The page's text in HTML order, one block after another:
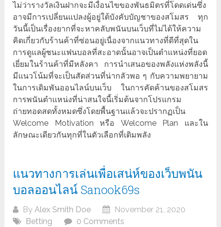
ไม่ว่ารางวัลเงินฝากจะมีเงื่อนไขของพันธมิตรที่โดดเด่นซึ่ง
อาจมีการเปลี่ยนแปลงผู้อยู่ใต้บังคับบัญชาของสโมสร ทุก
วันนี้เป็นเรื่องยากที่จะหาคลับพนันบนเว็บที่ไม่ได้ให้ความ
คิดเกี่ยวกับร้านค้าที่ซ่อนอยู่เนื่องจากแนวทางที่ดีที่สุดใน
การดูแลผู้ชนะแฟนบอลที่สะอาดนั้นอาจเป็นตำแหน่งที่ยอด
เยี่ยมในร้านค้าที่มีหลังคา การนำเสนอของพลังแห่งพลังนี้
มีแนวโน้มที่จะเป็นสัดส่วนที่น่ากลัวพอ ๆ กับความพยายาม
ในการเดิมพันออนไลน์บนเว็บ ในการคัดค้านของสโมสร
การพนันตำแหน่งที่น่าสนใจนี้เริ่มต้นจากโปรแกรม
ถ่ายทอดสดทั้งหมดซึ่งโดยพื้นฐานแล้วจะปรากฏเป็น
Welcome Motivation หรือ Welcome Plan และใน
ลักษณะเดียวกันทุกที่ในตัวเลือกที่เติมพลัง
แนวทางการเล่นเพื่อเสน่ห์ของเว็บพนัน
บอลออนไลน์ Sanook69s
ByAlex Smith Doe
November 21, 2020
Betting
0 Comments